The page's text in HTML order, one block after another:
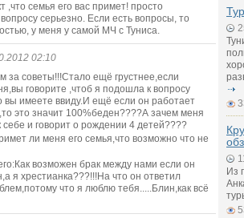
,что семья его вас примет! просто
серьезно. Если есть вопросы, то
у меня у самой МЧ с Туниса.
02:10
за советы!!!Стало ещё грустнее,если
говорите ,чтоб я подошла к вопросу
вы имеете ввиду.И ещё если он работает
это значит 100%беден????А зачем меня
себе и говорит о рождении 4 детей????
ли меня его семья,что возможно что не
возможен брак между нами если он
я хрестианка???!!!На что он ответил
что я люблю тебя.....Блин,как всё
Из